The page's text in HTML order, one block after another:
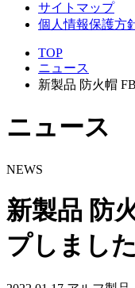
サイトマップ
個人情報保護方
TOP
ニュース
新製品 防火帽
ニュース
NEWS
新製品 防
プしました